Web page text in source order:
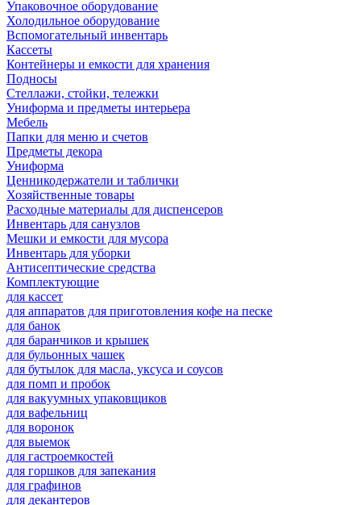
Упаковочное оборудование
Холодильное оборудование
Вспомогательный инвентарь
Кассеты
Контейнеры и емкости для хранения
Подносы
Стеллажи, стойки, тележки
Униформа и предметы интерьера
Мебель
Папки для меню и счетов
Предметы декора
Униформа
Ценникодержатели и таблички
Хозяйственные товары
Расходные материалы для диспенсеров
Инвентарь для санузлов
Мешки и емкости для мусора
Инвентарь для уборки
Антисептические средства
Комплектующие
для кассет
для аппаратов для приготовления кофе на песке
для банок
для баранчиков и крышек
для бульонных чашек
для бутылок для масла, уксуса и соусов
для помп и пробок
для вакуумных упаковщиков
для вафельниц
для воронок
для выемок
для гастроемкостей
для горшков для запекания
для графинов
для декантеров